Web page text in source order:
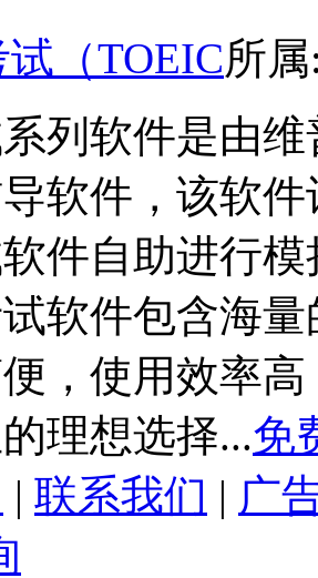
（TOEIC所
列软件是由
软件，该软
件自助进行
软件包含海
，使用效率
理想选择...免
| 联系我们 | 广